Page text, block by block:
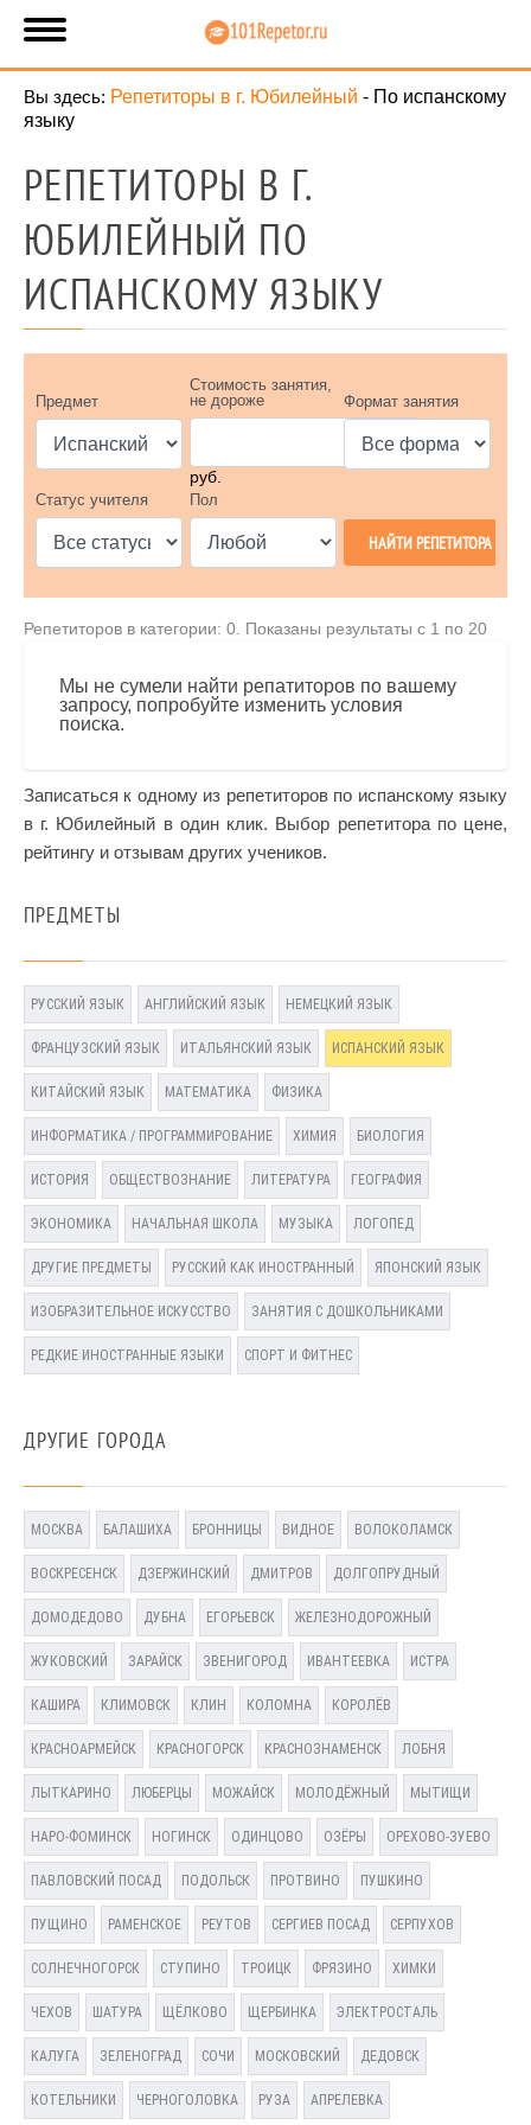
Вы здесь: Репетиторы в г. Юбилейный - По испанскому
языку
РЕПЕТИТОРЫ В Г.
ЮБИЛЕЙНЫЙ ПО
ИСПАНСКОМУ ЯЗЫКУ
Предмет
Стоимость занятия,
не дороже
руб.
Формат занятия
Статус учителя Пол
Репетиторов в категории: 0. Показаны результаты с 1 по 20
Мы не сумели найти репатиторов по вашему
запросу, попробуйте изменить условия
поиска.
Записаться к одному из репетиторов по испанскому языку
в г. Юбилейный в один клик. Выбор репетитора по цене,
рейтингу и отзывам других учеников.
ПРЕДМЕТЫ
РУССКИЙ ЯЗЫК АНГЛИЙСКИЙ ЯЗЫК НЕМЕЦКИЙ ЯЗЫК
ФРАНЦУЗСКИЙ ЯЗЫК ИТАЛЬЯНСКИЙ ЯЗЫК ИСПАНСКИЙ ЯЗЫК
КИТАЙСКИЙ ЯЗЫК МАТЕМАТИКА ФИЗИКА
ИНФОРМАТИКА / ПРОГРАММИРОВАНИЕ ХИМИЯ БИОЛОГИЯ
ИСТОРИЯ ОБЩЕСТВОЗНАНИЕ ЛИТЕРАТУРА ГЕОГРАФИЯ
ЭКОНОМИКА НАЧАЛЬНАЯ ШКОЛА МУЗЫКА ЛОГОПЕД
ДРУГИЕ ПРЕДМЕТЫ РУССКИЙ КАК ИНОСТРАННЫЙ ЯПОНСКИЙ ЯЗЫК
ИЗОБРАЗИТЕЛЬНОЕ ИСКУССТВО ЗАНЯТИЯ С ДОШКОЛЬНИКАМИ
РЕДКИЕ ИНОСТРАННЫЕ ЯЗЫКИ СПОРТ И ФИТНЕС
ДРУГИЕ ГОРОДА
МОСКВА БАЛАШИХА БРОННИЦЫ ВИДНОЕ ВОЛОКОЛАМСК
ВОСКРЕСЕНСК ДЗЕРЖИНСКИЙ ДМИТРОВ ДОЛГОПРУДНЫЙ
ДОМОДЕДОВО ДУБНА ЕГОРЬЕВСК ЖЕЛЕЗНОДОРОЖНЫЙ
ЖУКОВСКИЙ ЗАРАЙСК ЗВЕНИГОРОД ИВАНТЕЕВКА ИСТРА
КАШИРА КЛИМОВСК КЛИН КОЛОМНА КОРОЛЁВ
КРАСНОАРМЕЙСК КРАСНОГОРСК КРАСНОЗНАМЕНСК ЛОБНЯ
ЛЫТКАРИНО ЛЮБЕРЦЫ МОЖАЙСК МОЛОДЁЖНЫЙ МЫТИЩИ
НАРО-ФОМИНСК НОГИНСК ОДИНЦОВО ОЗЁРЫ ОРЕХОВО-ЗУЕВО
ПАВЛОВСКИЙ ПОСАД ПОДОЛЬСК ПРОТВИНО ПУШКИНО
ПУЩИНО РАМЕНСКОЕ РЕУТОВ СЕРГИЕВ ПОСАД СЕРПУХОВ
СОЛНЕЧНОГОРСК СТУПИНО ТРОИЦК ФРЯЗИНО ХИМКИ
ЧЕХОВ ШАТУРА ЩЁЛКОВО ЩЕРБИНКА ЭЛЕКТРОСТАЛЬ
КАЛУГА ЗЕЛЕНОГРАД СОЧИ МОСКОВСКИЙ ДЕДОВСК
КОТЕЛЬНИКИ ЧЕРНОГОЛОВКА РУЗА АПРЕЛЕВКА